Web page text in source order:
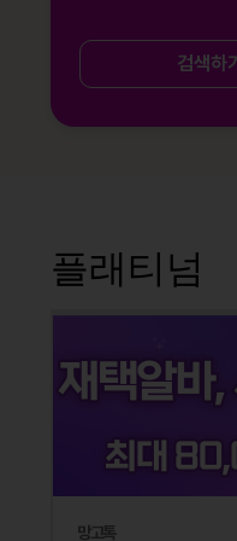
검색하기
플래티넘
망고톡